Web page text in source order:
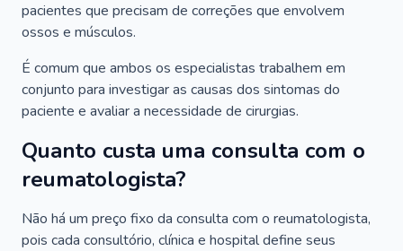
pacientes que precisam de correções que envolvem
ossos e músculos.
É comum que ambos os especialistas trabalhem em
conjunto para investigar as causas dos sintomas do
paciente e avaliar a necessidade de cirurgias.
Quanto custa uma consulta com o
reumatologista?
Não há um preço fixo da consulta com o reumatologista,
pois cada consultório, clínica e hospital define seus